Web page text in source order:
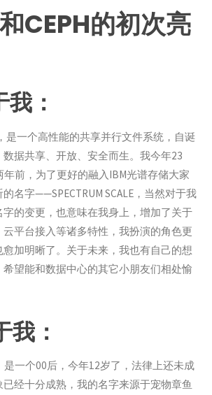
CEPH的初次亮
：
是一个高性能的共享并行文件系统，自诞
据共享、开放、安全而生。我今年23
前，为了更好的融入IBM光谱存储大家
名字——SPECTRUM SCALE，当然对于我
的变更，也意味在我身上，增加了关于
平台接入等诸多特性，我扮演的角色更
加明晰了。关于未来，我也有自己的想
望能和数据中心的其它小朋友们相处愉
我：
是一个00后，今年12岁了，法律上还未成
经十分成熟，我的名字来源于宠物章鱼